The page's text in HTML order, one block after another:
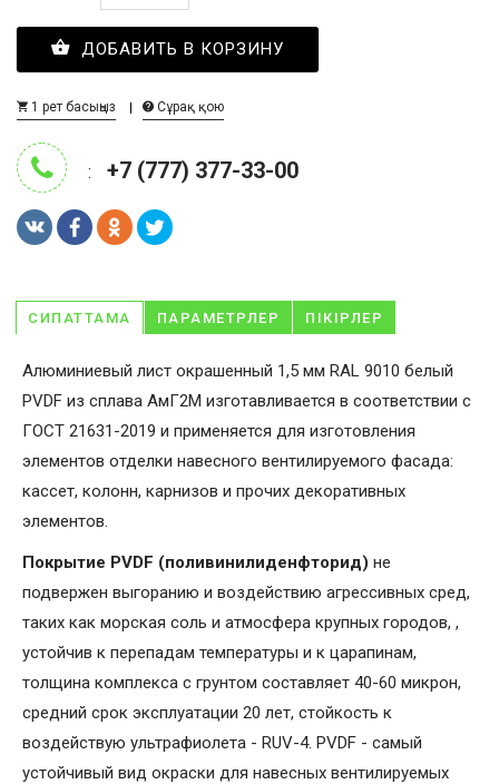
ДОБАВИТЬ В КОРЗИНУ
1 рет басыңыз Сұрақ қою
: +7 (777) 377-33-00
СИПАТТАМА ПАРАМЕТРЛЕР ПІКІРЛЕР
Алюминиевый лист окрашенный 1,5 мм RAL 9010 белый
PVDF из сплава АмГ2М изготавливается в соответствии с
ГОСТ 21631-2019 и применяется для изготовления
элементов отделки навесного вентилируемого фасада:
кассет, колонн, карнизов и прочих декоративных
элементов.
Покрытие PVDF (поливинилиденфторид) не
подвержен выгоранию и воздействию агрессивных сред,
таких как морская соль и атмосфера крупных городов, ,
устойчив к перепадам температуры и к царапинам,
толщина комплекса с грунтом составляет 40-60 микрон,
средний срок эксплуатации 20 лет, стойкость к
воздействую ультрафиолета - RUV-4. PVDF - самый
устойчивый вид окраски для навесных вентилируемых